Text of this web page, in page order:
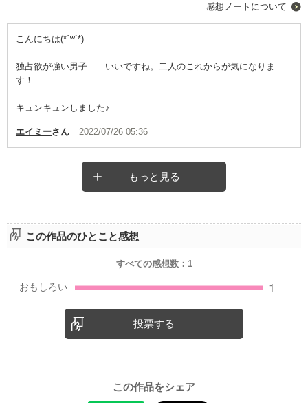
感想ノートについて
こんにちは(*´꒳`*)
独占欲が強い男子……いいですね。二人のこれからが気になりま
す！
キュンキュンしました♪
エイミーさん 2022/07/26 05:36
もっと見る
この作品のひとこと感想
すべての感想数： 1
投票する
この作品をシェア